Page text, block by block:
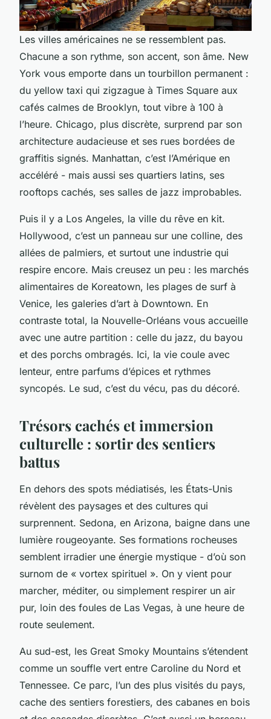
Les villes américaines ne se ressemblent pas.
Chacune a son rythme, son accent, son âme. New
York vous emporte dans un tourbillon permanent :
du yellow taxi qui zigzague à Times Square aux
cafés calmes de Brooklyn, tout vibre à 100 à
l’heure. Chicago, plus discrète, surprend par son
architecture audacieuse et ses rues bordées de
graffitis signés. Manhattan, c’est l’Amérique en
accéléré - mais aussi ses quartiers latins, ses
rooftops cachés, ses salles de jazz improbables.
Puis il y a Los Angeles, la ville du rêve en kit.
Hollywood, c’est un panneau sur une colline, des
allées de palmiers, et surtout une industrie qui
respire encore. Mais creusez un peu : les marchés
alimentaires de Koreatown, les plages de surf à
Venice, les galeries d’art à Downtown. En
contraste total, la Nouvelle-Orléans vous accueille
avec une autre partition : celle du jazz, du bayou
et des porchs ombragés. Ici, la vie coule avec
lenteur, entre parfums d’épices et rythmes
syncopés. Le sud, c’est du vécu, pas du décoré.
Trésors cachés et immersion
culturelle : sortir des sentiers
battus
En dehors des spots médiatisés, les États-Unis
révèlent des paysages et des cultures qui
surprennent. Sedona, en Arizona, baigne dans une
lumière rougeoyante. Ses formations rocheuses
semblent irradier une énergie mystique - d’où son
surnom de « vortex spirituel ». On y vient pour
marcher, méditer, ou simplement respirer un air
pur, loin des foules de Las Vegas, à une heure de
route seulement.
Au sud-est, les Great Smoky Mountains s’étendent
comme un souffle vert entre Caroline du Nord et
Tennessee. Ce parc, l’un des plus visités du pays,
cache des sentiers forestiers, des cabanes en bois